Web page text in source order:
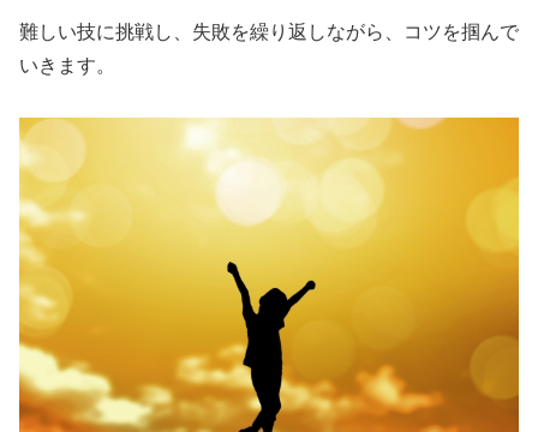
難しい技に挑戦し、失敗を繰り返しながら、コツを掴んで
いきます。